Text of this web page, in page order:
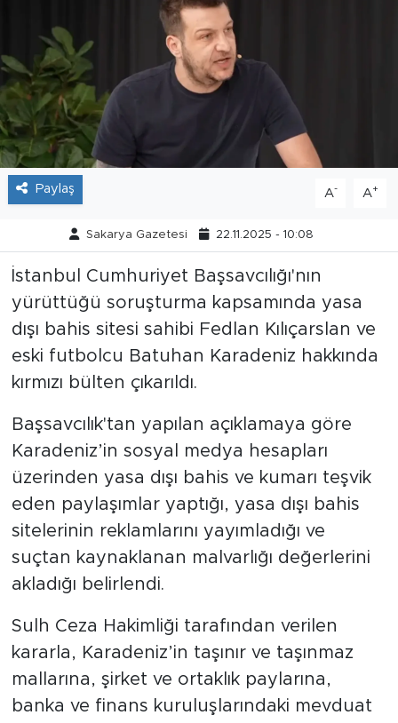
Paylaş A- A+
Sakarya Gazetesi 22.11.2025 - 10:08
İstanbul Cumhuriyet Başsavcılığı'nın
yürüttüğü soruşturma kapsamında yasa
dışı bahis sitesi sahibi Fedlan Kılıçarslan ve
eski futbolcu Batuhan Karadeniz hakkında
kırmızı bülten çıkarıldı.
Başsavcılık'tan yapılan açıklamaya göre
Karadeniz’in sosyal medya hesapları
üzerinden yasa dışı bahis ve kumarı teşvik
eden paylaşımlar yaptığı, yasa dışı bahis
sitelerinin reklamlarını yayımladığı ve
suçtan kaynaklanan malvarlığı değerlerini
akladığı belirlendi.
Sulh Ceza Hakimliği tarafından verilen
kararla, Karadeniz’in taşınır ve taşınmaz
mallarına, şirket ve ortaklık paylarına,
banka ve finans kuruluşlarındaki mevduat
Resmi İlanlar
Söyleşi
Foto Şaka
Teknoloji